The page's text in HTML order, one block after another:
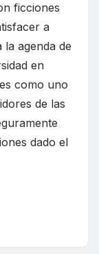
ficciones
a
agenda de
en
como uno
de las
dado el